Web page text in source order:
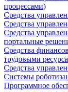
процессами)
Средства
Средства
Средства
портальные
Средства
трудовыми
Средства
Системы
Программное